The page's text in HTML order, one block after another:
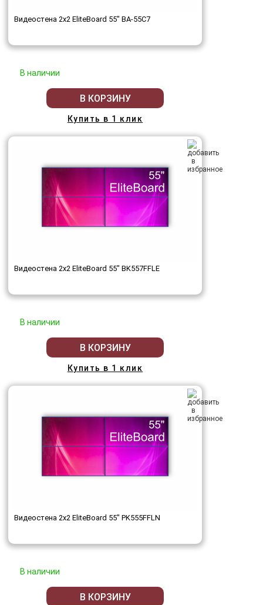
Видеостена 2x2 EliteBoard 55" BA-55C7
В наличии
В КОРЗИНУ
Купить в 1 клик
Видеостена 2x2 EliteBoard 55" BK557FFLE
В наличии
В КОРЗИНУ
Купить в 1 клик
Видеостена 2x2 EliteBoard 55" PK555FFLN
В наличии
В КОРЗИНУ